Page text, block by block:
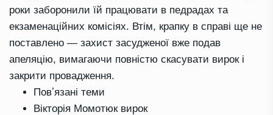
роки заборонили їй працювати в педрадах та
екзаменаційних комісіях. Втім, крапку в справі ще не
поставлено — захист засудженої вже подав
апеляцію, вимагаючи повністю скасувати вирок і
закрити провадження.
Повʼязані теми
Вікторія Момотюк вирок